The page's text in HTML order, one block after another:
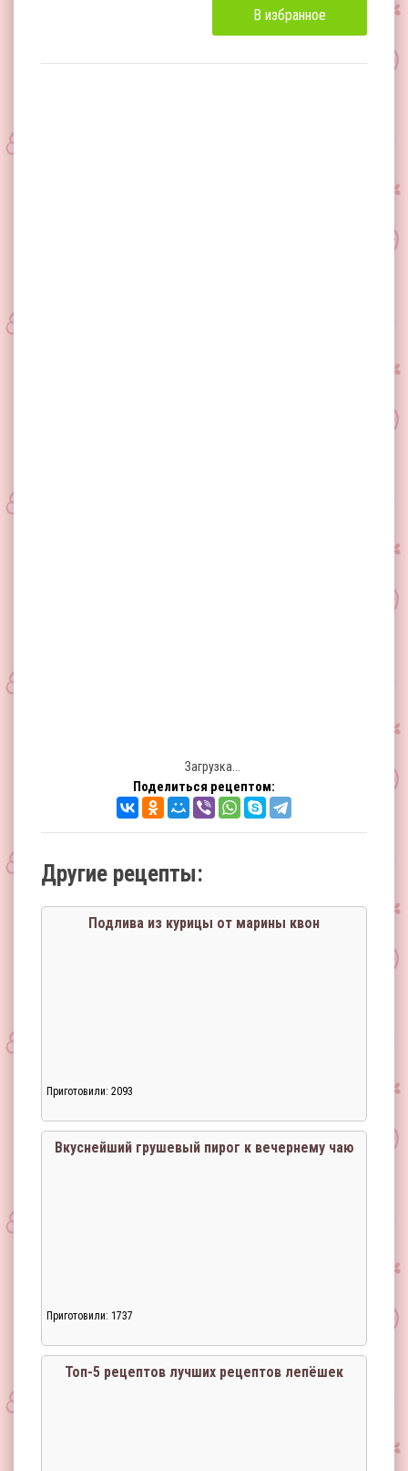
В избранное
Загрузка...
Поделиться рецептом:
Другие рецепты:
Подлива из курицы от марины квон
Приготовили: 2093
Вкуснейший грушевый пирог к вечернему чаю
Приготовили: 1737
Топ-5 рецептов лучших рецептов лепёшек